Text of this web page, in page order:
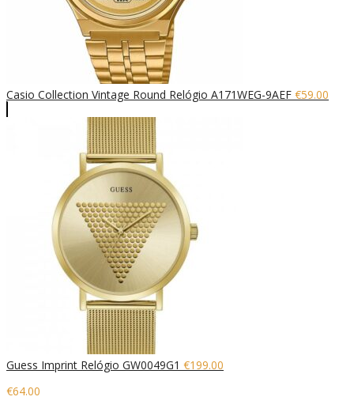
Casio Collection Vintage Round Relógio A171WEG-9AEF €59.00
Guess Imprint Relógio GW0049G1 €199.00
€64.00